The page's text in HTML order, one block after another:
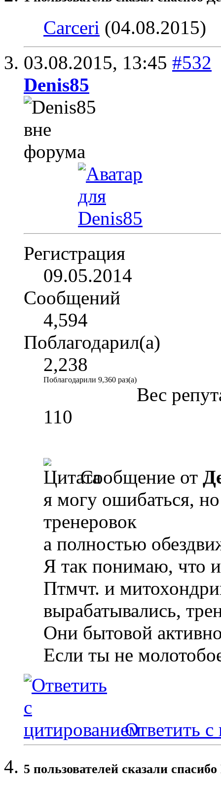
Carceri (04.08.2015)
03.08.2015, 13:45 #532
Denis85
Регистрация
09.05.2014
Сообщений
4,594
Поблагодарил(а)
2,238
Поблагодарили 9,360 раз(а)
Вес
110
Сообщение от
я могу ошибаться,
тренеровок
а полностью
Я так понимаю, что
Птмчт. и
вырабатывались,
Они бытовой
Если ты не
Ответить с
5 пользователей сказали